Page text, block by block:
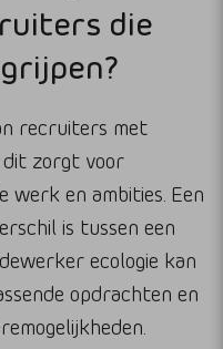
die
recruiters met
dit zorgt voor
werk en ambities. Een
is tussen een
ecologie kan
opdrachten en